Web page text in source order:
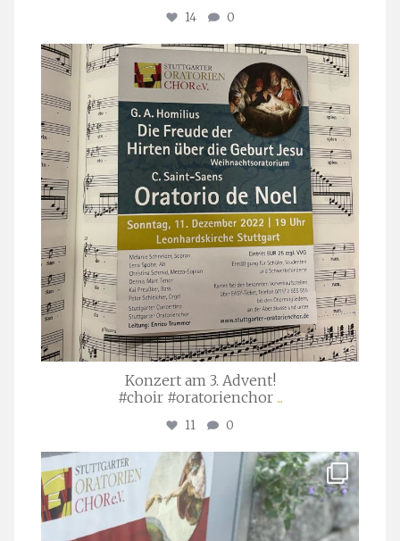
14 0
stuttgarter_oratorienchor
Nov. 29
Konzert am 3. Advent!
#choir #oratorienchor ...
11 0
stuttgarter_oratorienchor
Juli 23